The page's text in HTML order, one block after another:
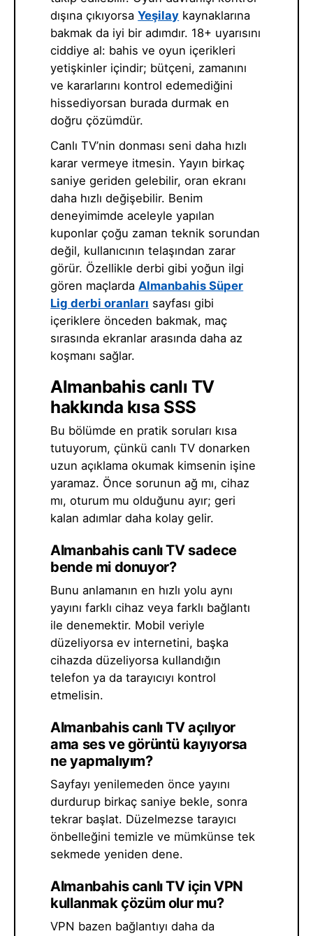
dışına çıkıyorsaYeşilay kaynaklarına
bakmak da iyi bir adımdır. 18+ uyarısını
ciddiye al: bahis ve oyun içerikleri
yetişkinler içindir; bütçeni, zamanını
ve kararlarını kontrol edemediğini
hissediyorsan burada durmak en
doğru çözümdür.
Canlı TV’nin donması seni daha hızlı
karar vermeye itmesin. Yayın birkaç
saniye geriden gelebilir, oran ekranı
daha hızlı değişebilir. Benim
deneyimimde aceleyle yapılan
kuponlar çoğu zaman teknik sorundan
değil, kullanıcının telaşından zarar
görür. Özellikle derbi gibi yoğun ilgi
gören maçlardaAlmanbahis Süper
Lig derbi oranları sayfası gibi
içeriklere önceden bakmak, maç
sırasında ekranlar arasında daha az
koşmanı sağlar.
Almanbahis canlı TV
hakkında kısa SSS
Bu bölümde en pratik soruları kısa
tutuyorum, çünkü canlı TV donarken
uzun açıklama okumak kimsenin işine
yaramaz. Önce sorunun ağ mı, cihaz
mı, oturum mu olduğunu ayır; geri
kalan adımlar daha kolay gelir.
Almanbahis canlı TV sadece
bende mi donuyor?
Bunu anlamanın en hızlı yolu aynı
yayını farklı cihaz veya farklı bağlantı
ile denemektir. Mobil veriyle
düzeliyorsa ev internetini, başka
cihazda düzeliyorsa kullandığın
telefon ya da tarayıcıyı kontrol
etmelisin.
Almanbahis canlı TV açılıyor
ama ses ve görüntü kayıyorsa
ne yapmalıyım?
Sayfayı yenilemeden önce yayını
durdurup birkaç saniye bekle, sonra
tekrar başlat. Düzelmezse tarayıcı
önbelleğini temizle ve mümkünse tek
sekmede yeniden dene.
Almanbahis canlı TV için VPN
kullanmak çözüm olur mu?
VPN bazen bağlantıyı daha da